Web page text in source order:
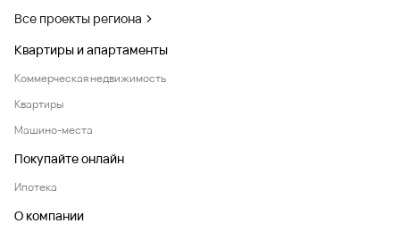
Все проекты региона
Квартиры и апартаменты
Коммерческая недвижимость
Квартиры
Машино-места
Покупайте онлайн
Ипотека
О компании